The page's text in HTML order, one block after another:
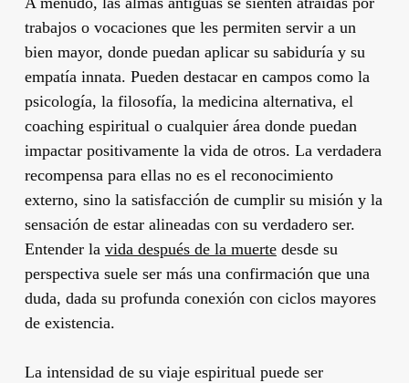
trabajos o vocaciones que les permiten servir a un
bien mayor, donde puedan aplicar su sabiduría y su
empatía innata. Pueden destacar en campos como la
psicología, la filosofía, la medicina alternativa, el
coaching espiritual o cualquier área donde puedan
impactar positivamente la vida de otros. La verdadera
recompensa para ellas no es el reconocimiento
externo, sino la satisfacción de cumplir su misión y la
sensación de estar alineadas con su verdadero ser.
Entender la vida después de la muertedesde su
perspectiva suele ser más una confirmación que una
duda, dada su profunda conexión con ciclos mayores
de existencia.
La intensidad de su viaje espiritual puede ser